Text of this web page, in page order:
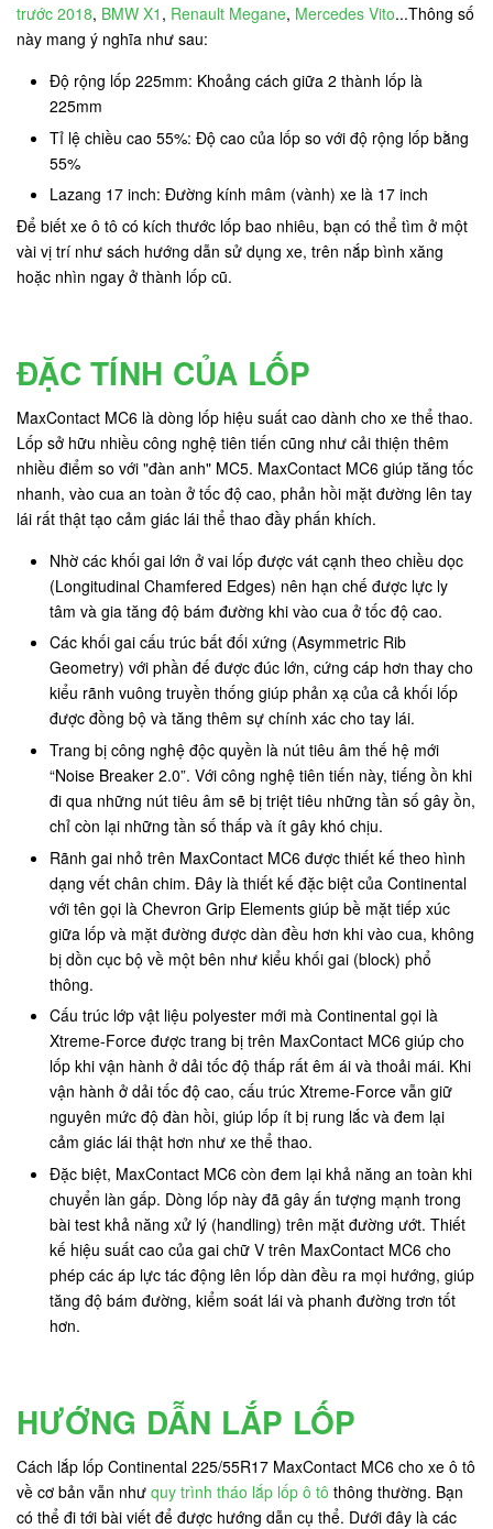
trước 2018, BMW X1 , Renault Megane, Mercedes Vito...Thông số
này mang ý nghĩa như sau:
Độ rộng lốp 225mm: Khoảng cách giữa 2 thành lốp là
225mm
Tỉ lệ chiều cao 55%: Độ cao của lốp so với độ rộng lốp bằng
55%
Lazang 17 inch: Đường kính mâm (vành) xe là 17 inch
Để biết xe ô tô có kích thước lốp bao nhiêu, bạn có thể tìm ở một
vài vị trí như sách hướng dẫn sử dụng xe, trên nắp bình xăng
hoặc nhìn ngay ở thành lốp cũ.
ĐẶC TÍNH CỦA LỐP
MaxContact MC6 là dòng lốp hiệu suất cao dành cho xe thể thao.
Lốp sở hữu nhiều công nghệ tiên tiến cũng như cải thiện thêm
nhiều điểm so với "đàn anh" MC5. MaxContact MC6 giúp tăng tốc
nhanh, vào cua an toàn ở tốc độ cao, phản hồi mặt đường lên tay
lái rất thật tạo cảm giác lái thể thao đầy phấn khích.
Nhờ các khối gai lớn ở vai lốp được vát cạnh theo chiều dọc
(Longitudinal Chamfered Edges) nên hạn chế được lực ly
tâm và gia tăng độ bám đường khi vào cua ở tốc độ cao.
Các khối gai cấu trúc bất đối xứng (Asymmetric Rib
Geometry) với phần đế được đúc lớn, cứng cáp hơn thay cho
kiểu rãnh vuông truyền thống giúp phản xạ của cả khối lốp
được đồng bộ và tăng thêm sự chính xác cho tay lái.
Trang bị công nghệ độc quyền là nút tiêu âm thế hệ mới
“Noise Breaker 2.0”. Với công nghệ tiên tiến này, tiếng ồn khi
đi qua những nút tiêu âm sẽ bị triệt tiêu những tần số gây ồn,
chỉ còn lại những tần số thấp và ít gây khó chịu.
Rãnh gai nhỏ trên MaxContact MC6 được thiết kế theo hình
dạng vết chân chim. Đây là thiết kế đặc biệt của Continental
với tên gọi là Chevron Grip Elements giúp bề mặt tiếp xúc
giữa lốp và mặt đường được dàn đều hơn khi vào cua, không
bị dồn cục bộ về một bên như kiểu khối gai (block) phổ
thông.
Cấu trúc lớp vật liệu polyester mới mà Continental gọi là
Xtreme-Force được trang bị trên MaxContact MC6 giúp cho
lốp khi vận hành ở dải tốc độ thấp rất êm ái và thoải mái. Khi
vận hành ở dải tốc độ cao, cấu trúc Xtreme-Force vẫn giữ
nguyên mức độ đàn hồi, giúp lốp ít bị rung lắc và đem lại
cảm giác lái thật hơn như xe thể thao.
Đặc biệt, MaxContact MC6 còn đem lại khả năng an toàn khi
chuyển làn gấp. Dòng lốp này đã gây ấn tượng mạnh trong
bài test khả năng xử lý (handling) trên mặt đường ướt. Thiết
kế hiệu suất cao của gai chữ V trên MaxContact MC6 cho
phép các áp lực tác động lên lốp dàn đều ra mọi hướng, giúp
tăng độ bám đường, kiểm soát lái và phanh đường trơn tốt
hơn.
HƯỚNG DẪN LẮP LỐP
Cách lắp lốp Continental 225/55R17 MaxContact MC6 cho xe ô tô
về cơ bản vẫn như quy trình tháo lắp lốp ô tô thông thường. Bạn
có thể đi tới bài viết để được hướng dẫn cụ thể. Dưới đây là các